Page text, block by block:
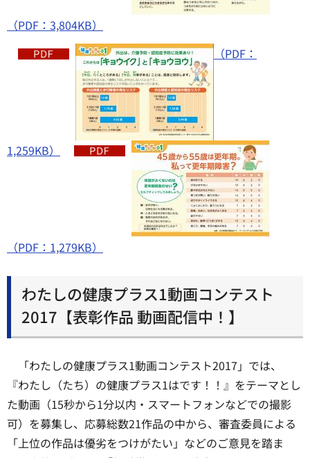
（PDF：3,804KB）
（PDF：
1,259KB）
（PDF：1,279KB）
わたしの健康プラス1動画コンテスト
2017【表彰作品 動画配信中！】
「わたしの健康プラス1動画コンテスト2017」では、
『わたし（たち）の健康プラス1はです！！』をテーマとし
た動画（15秒から1分以内・スマートフォンなどでの撮影
可）を募集し、応募総数21作品の中から、審査委員による
「上位の作品は優劣をつけがたい」などのご意見を踏ま